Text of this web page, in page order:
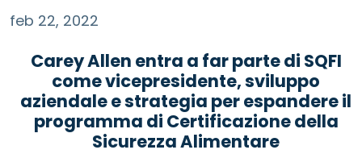
feb 22, 2022
Carey Allen entra a far parte di SQFI
come vicepresidente, sviluppo
aziendale e strategia per espandere il
programma di Certificazione della
Sicurezza Alimentare